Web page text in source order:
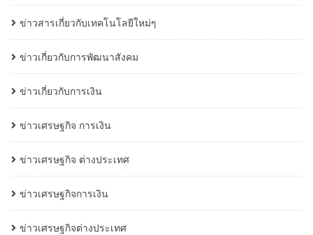
ข่าวสารเกี่ยวกับเทคโนโลยีใหม่ๆ
ข่าวเกี่ยวกับการพัฒนาสังคม
ข่าวเกี่ยวกับการเงิน
ข่าวเศรษฐกิจ การเงิน
ข่าวเศรษฐกิจ ต่างประเทศ
ข่าวเศรษฐกิจการเงิน
ข่าวเศรษฐกิจต่างประเทศ